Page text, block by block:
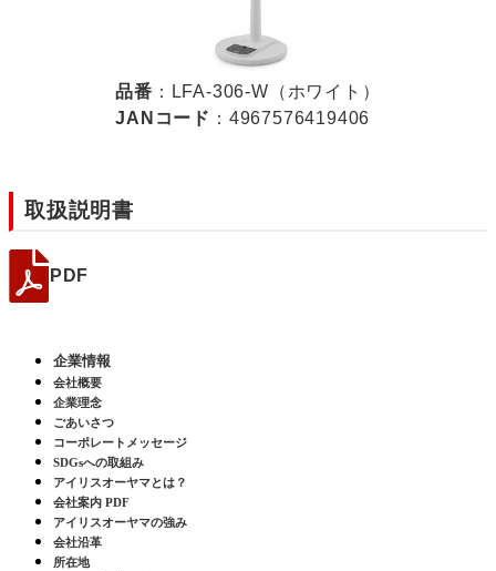
品番 ：LFA-306-W（ホワイト）
JANコード ：4967576419406
取扱説明書
PDF
企業情報
会社概要
企業理念
ごあいさつ
コーポレートメッセージ
SDGsへの取組み
アイリスオーヤマとは？
会社案内 PDF
アイリスオーヤマの強み
会社沿革
所在地